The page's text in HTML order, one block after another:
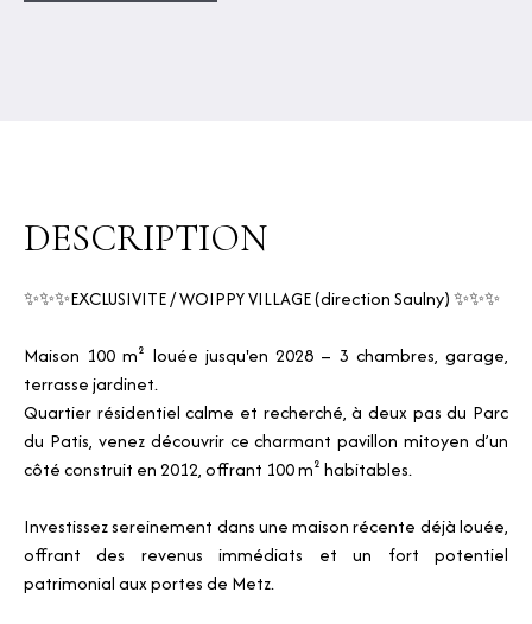
DESCRIPTION
✨✨✨EXCLUSIVITE / WOIPPY VILLAGE (direction Saulny) ✨✨✨
Maison 100 m² louée jusqu'en 2028 – 3 chambres, garage,
terrasse jardinet.
Quartier résidentiel calme et recherché, à deux pas du Parc
du Patis, venez découvrir ce charmant pavillon mitoyen d’un
côté construit en 2012, offrant 100 m² habitables.
Investissez sereinement dans une maison récente déjà louée,
offrant des revenus immédiats et un fort potentiel
patrimonial aux portes de Metz.